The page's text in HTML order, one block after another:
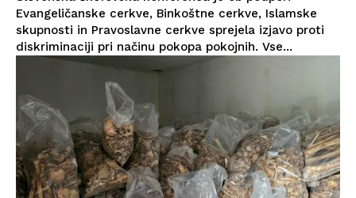
Evangeličanske cerkve, Binkoštne cerkve, Islamske
skupnosti in Pravoslavne cerkve sprejela izjavo proti
diskriminaciji pri načinu pokopa pokojnih. Vse...